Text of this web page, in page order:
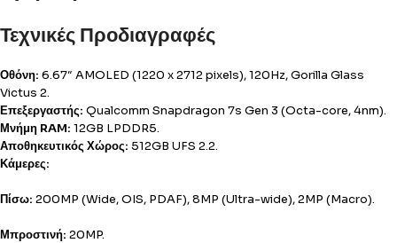
Τεχνικές Προδιαγραφές
Οθόνη: 6.67″ AMOLED (1220 x 2712 pixels), 120Hz, Gorilla Glass
Victus 2.
Επεξεργαστής: Qualcomm Snapdragon 7s Gen 3 (Octa-core, 4nm).
Μνήμη RAM: 12GB LPDDR5.
Αποθηκευτικός Χώρος: 512GB UFS 2.2.
Κάμερες:
Πίσω: 200MP (Wide, OIS, PDAF), 8MP (Ultra-wide), 2MP (Macro).
Μπροστινή: 20MP.